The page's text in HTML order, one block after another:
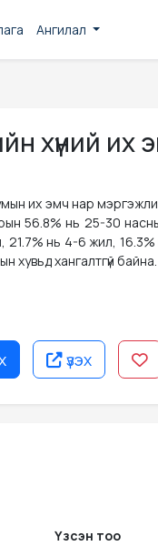
Ангилал
хүний
их эмч нар
56.8% нь 25-30
нь 4-6 жил,
хувьд хангалтгүй байна.
үзэх
Үзсэн тоо